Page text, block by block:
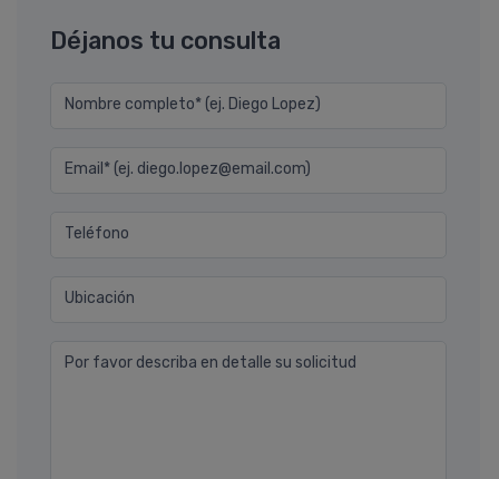
Déjanos tu consulta
Nombre completo* (ej. Diego Lopez)
Email* (ej. diego.lopez@email.com)
Teléfono
Ubicación
Por favor describa en detalle su solicitud